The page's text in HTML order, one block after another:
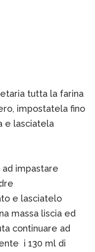
tutta la farina
impostatela fino
e lasciatela
ad impastare
e lasciatelo
massa liscia ed
continuare ad
i 130 ml di